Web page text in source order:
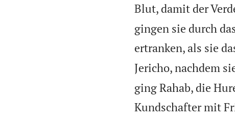
Blut, damit der
gingen sie durch
ertranken, als sie
Jericho, nachdem
ging Rahab, die
Kundschafter mit